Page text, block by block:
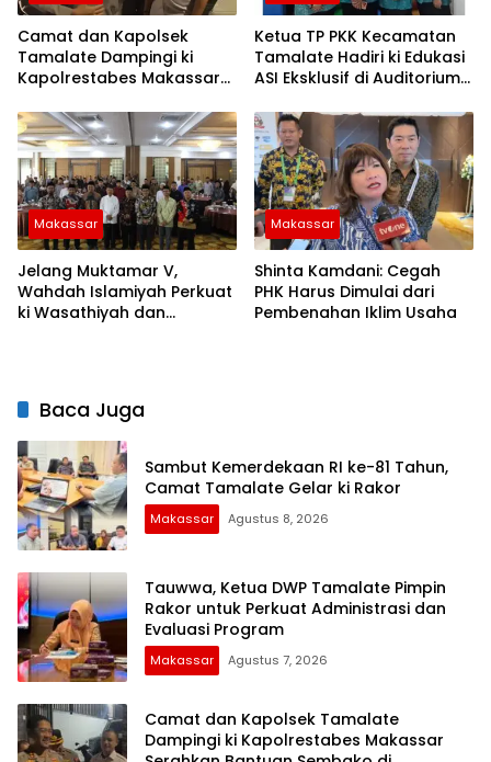
Camat dan Kapolsek
Tamalate Dampingi ki
Kapolrestabes Makassar
Sembako di Bontoduri
Ketua TP PKK Kecamatan
Tamalate Hadiri ki Edukasi
ASI Eksklusif di Auditorium
Makassar
Jelang Muktamar V,
Wahdah Islamiyah Perkuat
ki Wasathiyah dan
Makassar
Shinta Kamdani: Cegah
PHK Harus Dimulai dari
Pembenahan Iklim Usaha
Baca Juga
Sambut Kemerdekaan RI ke-81 Tahun,
Camat Tamalate Gelar ki Rakor
Makassar Agustus 8, 2026
Tauwwa, Ketua DWP Tamalate Pimpin
Rakor untuk Perkuat Administrasi dan
Evaluasi Program
Makassar Agustus 7, 2026
Camat dan Kapolsek Tamalate
Dampingi ki Kapolrestabes Makassar